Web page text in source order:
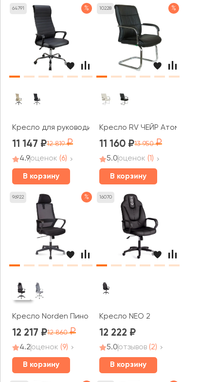
64791 %
Кресло для руководителя RV ЧЕЙР 1165-5 НР
11 147 12 819
4.9оценок (6)
В корзину
10228 %
Кресло RV ЧЕЙР Атом / Atom
11 160 13 950
5.0оценок (1)
В корзину
96922 %
Кресло Norden Пино / Pino black
12 217 12 860
4.2оценок (9)
В корзину
16070
Кресло NEO 2
12 222
5.0отзывов (2)
В корзину